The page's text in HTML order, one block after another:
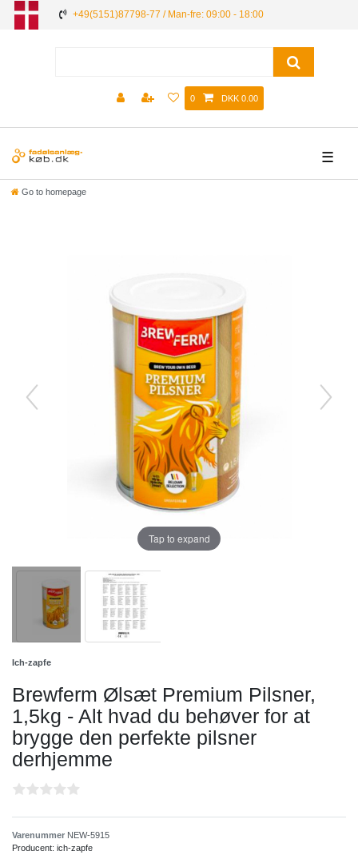
+49(5151)87798-77 / Man-fre: 09:00 - 18:00
0 DKK 0.00
☰
Go to homepage
Tap to expand
Ich-zapfe
Brewferm Ølsæt Premium Pilsner,
1,5kg - Alt hvad du behøver for at
brygge den perfekte pilsner
derhjemme
Varenummer NEW-5915
Producent: ich-zapfe